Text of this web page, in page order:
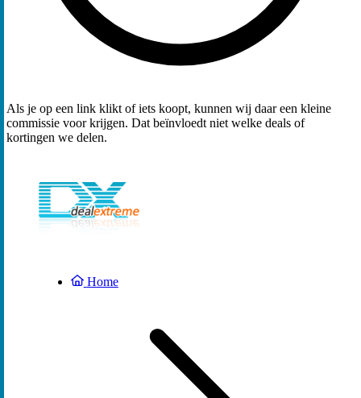
Als je op een link klikt of iets koopt, kunnen wij daar een kleine
commissie voor krijgen. Dat beïnvloedt niet welke deals of
kortingen we delen.
Home